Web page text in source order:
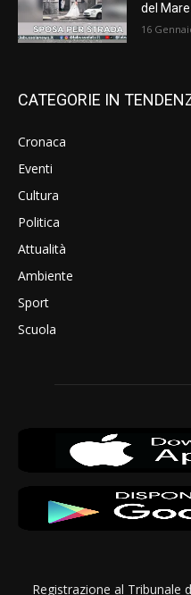
del Mare
16
CATEGORIE IN
Cronaca
Eventi
Cultura
Politica
Attualità
Ambiente
Sport
Scuola
Registrazione al Tribunale